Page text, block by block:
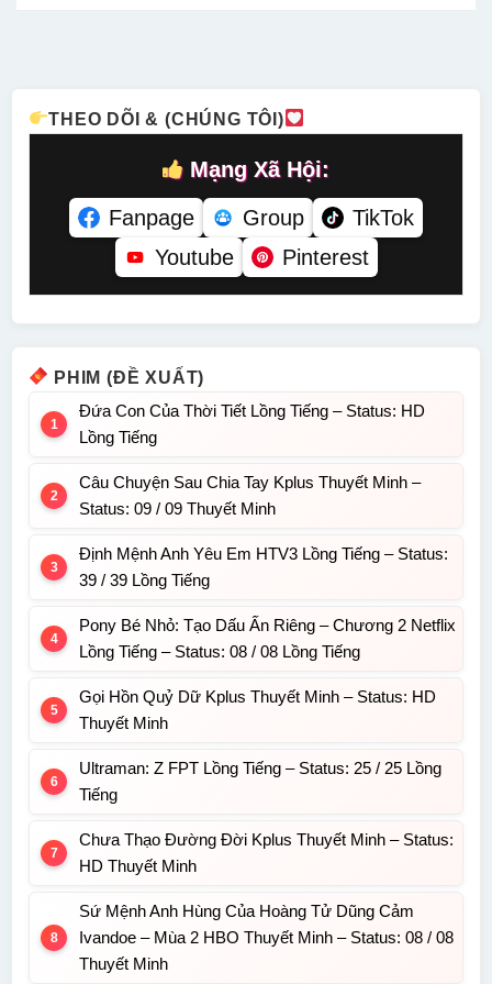
THEO DÕI & (CHÚNG TÔI)
Mạng Xã Hội:
Fanpage
Group
TikTok
Youtube
Pinterest
PHIM (ĐỀ XUẤT)
Đứa Con Của Thời Tiết Lồng Tiếng – Status: HD
Lồng Tiếng
Câu Chuyện Sau Chia Tay Kplus Thuyết Minh –
Status: 09 / 09 Thuyết Minh
Định Mệnh Anh Yêu Em HTV3 Lồng Tiếng – Status:
39 / 39 Lồng Tiếng
Pony Bé Nhỏ: Tạo Dấu Ấn Riêng – Chương 2 Netflix
Lồng Tiếng – Status: 08 / 08 Lồng Tiếng
Gọi Hồn Quỷ Dữ Kplus Thuyết Minh – Status: HD
Thuyết Minh
Ultraman: Z FPT Lồng Tiếng – Status: 25 / 25 Lồng
Tiếng
Chưa Thạo Đường Đời Kplus Thuyết Minh – Status:
HD Thuyết Minh
Sứ Mệnh Anh Hùng Của Hoàng Tử Dũng Cảm
Ivandoe – Mùa 2 HBO Thuyết Minh – Status: 08 / 08
Thuyết Minh